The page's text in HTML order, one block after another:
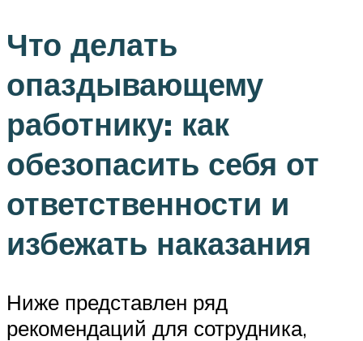
Что делать
опаздывающему
работнику: как
обезопасить себя от
ответственности и
избежать наказания
Ниже представлен ряд
рекомендаций для сотрудника,